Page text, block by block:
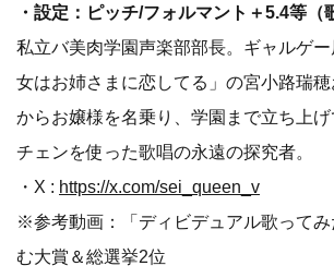
・設定：ピッチ/フォルマント＋5.4等（
私立バ美肉学園声楽部部長。ギャルゲ
女はお姉さまに恋してる」の宮小路瑞
からお嬢様を名乗り、学園まで立ち上
チェンを使った歌唱の永遠の探究者。
・X : https://x.com/sei_queen_v
※参考動画：「ディビデュアル歌って
む大賞＆総選挙2位